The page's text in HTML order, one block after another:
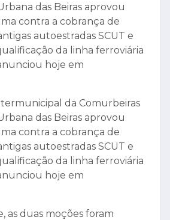
das Beiras aprovou
contra a cobrança de
autoestradas SCUT e
da linha ferroviária
hoje em
da Comurbeiras
das Beiras aprovou
contra a cobrança de
autoestradas SCUT e
da linha ferroviária
hoje em
as duas moções foram